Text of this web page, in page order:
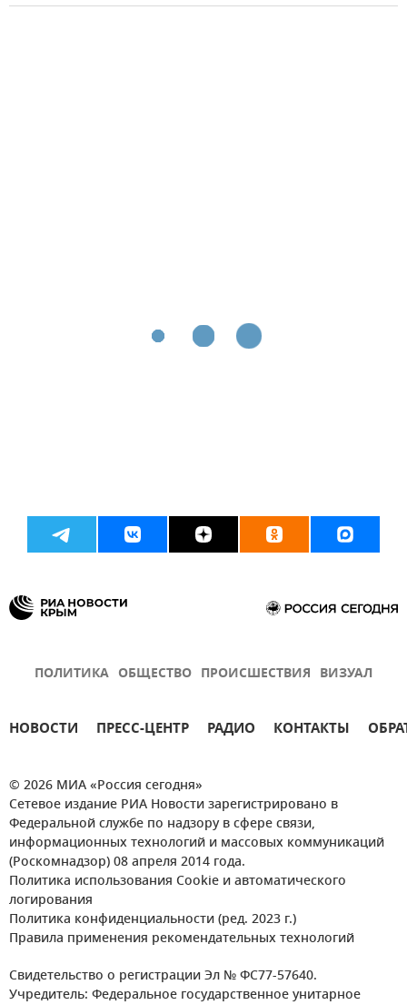
ПОЛИТИКА ОБЩЕСТВО ПРОИСШЕСТВИЯ ВИЗУАЛ
НОВОСТИ ПРЕСС-ЦЕНТР РАДИО КОНТАКТЫ
© 2026 МИА «Россия сегодня»
Сетевое издание РИА Новости зарегистрировано в
Федеральной службе по надзору в сфере связи,
информационных технологий и массовых коммуникаций
(Роскомнадзор) 08 апреля 2014 года.
Политика использования Cookie и автоматического
логирования
Политика конфиденциальности (ред. 2023 г.)
Правила применения рекомендательных технологий
Свидетельство о регистрации Эл № ФС77-57640.
Учредитель: Федеральное государственное унитарное